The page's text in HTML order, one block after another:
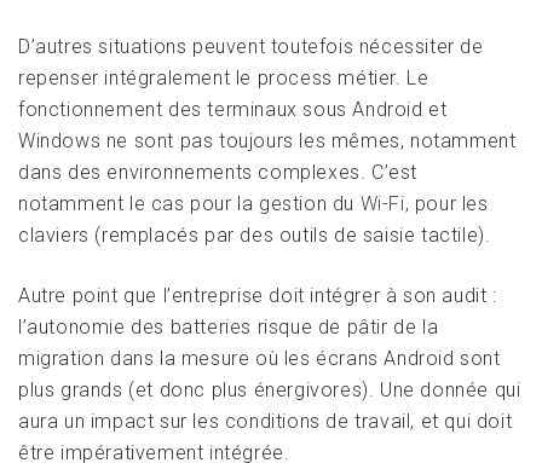
D’autres situations peuvent toutefois nécessiter de
repenser intégralement le process métier. Le
fonctionnement des terminaux sous Android et
Windows ne sont pas toujours les mêmes, notamment
dans des environnements complexes. C’est
notamment le cas pour la gestion du Wi-Fi, pour les
claviers (remplacés par des outils de saisie tactile).
Autre point que l’entreprise doit intégrer à son audit :
l’autonomie des batteries risque de pâtir de la
migration dans la mesure où les écrans Android sont
plus grands (et donc plus énergivores). Une donnée qui
aura un impact sur les conditions de travail, et qui doit
être impérativement intégrée.